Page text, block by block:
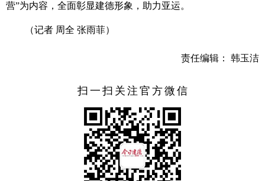
营”为内容，全面彰显建德形象，助力亚运。
（记者 周全 张雨菲）
责任编辑： 韩玉洁
扫一扫关注官方微信